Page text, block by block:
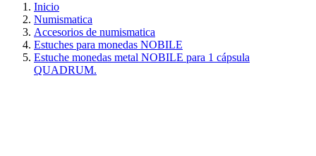
Inicio
Numismatica
Accesorios de numismatica
Estuches para monedas NOBILE
Estuche monedas metal NOBILE para 1 cápsula
QUADRUM.